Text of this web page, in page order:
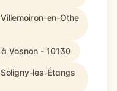
en-Othe
Vosnon - 10130
les-Étangs